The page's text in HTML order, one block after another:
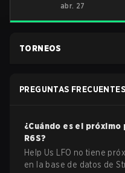
abr. 27
TORNEOS
PREGUNTAS FRECUENTES
¿Cuándo es el
R6S?
Help Us LFO no tiene
en la base de datos de